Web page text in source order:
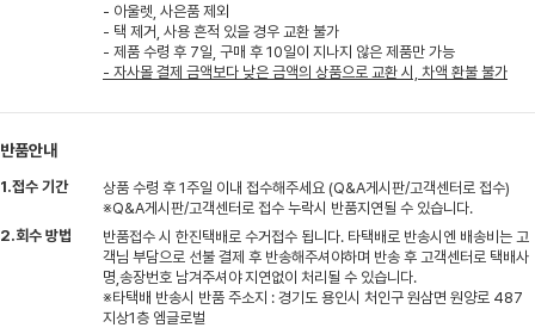
- 아울렛, 사은품 제외
- 택 제거, 사용 흔적 있을 경우 교환 불가
- 제품 수령 후 7일, 구매 후 10일이 지나지 않은 제품만 가능
- 자사몰 결제 금액보다 낮은 금액의 상품으로 교환 시, 차액 환불 불가
반품안내
1.접수 기간
상품 수령 후 1주일 이내 접수해주세요 (Q&A게시판/고객센터로 접수)
※Q&A게시판/고객센터로 접수 누락시 반품지연될 수 있습니다.
2.회수 방법
반품접수 시 한진택배로 수거접수 됩니다. 타택배로 반송시엔 배송비는 고
객님 부담으로 선불 결제 후 반송해주셔야하며 반송 후 고객센터로 택배사
명,송장번호 남겨주셔야 지연없이 처리될 수 있습니다.
※타택배 반송시 반품 주소지 : 경기도 용인시 처인구 원삼면 원양로 487
지상1층 엠글로벌